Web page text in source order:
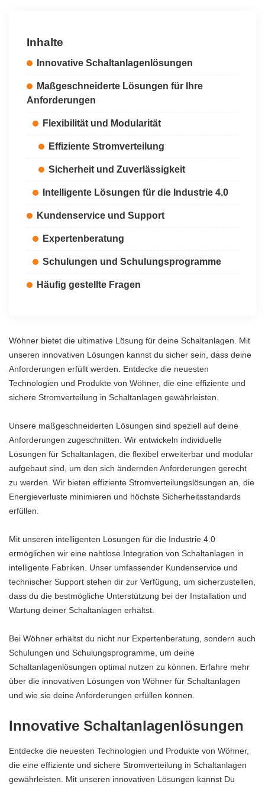
Inhalte
Innovative Schaltanlagenlösungen
Maßgeschneiderte Lösungen für Ihre
Anforderungen
Flexibilität und Modularität
Effiziente Stromverteilung
Sicherheit und Zuverlässigkeit
Intelligente Lösungen für die Industrie 4.0
Kundenservice und Support
Expertenberatung
Schulungen und Schulungsprogramme
Häufig gestellte Fragen
Wöhner bietet die ultimative Lösung für deine Schaltanlagen. Mit
unseren innovativen Lösungen kannst du sicher sein, dass deine
Anforderungen erfüllt werden. Entdecke die neuesten
Technologien und Produkte von Wöhner, die eine effiziente und
sichere Stromverteilung in Schaltanlagen gewährleisten.
Unsere maßgeschneiderten Lösungen sind speziell auf deine
Anforderungen zugeschnitten. Wir entwickeln individuelle
Lösungen für Schaltanlagen, die flexibel erweiterbar und modular
aufgebaut sind, um den sich ändernden Anforderungen gerecht
zu werden. Wir bieten effiziente Stromverteilungslösungen an, die
Energieverluste minimieren und höchste Sicherheitsstandards
erfüllen.
Mit unseren intelligenten Lösungen für die Industrie 4.0
ermöglichen wir eine nahtlose Integration von Schaltanlagen in
intelligente Fabriken. Unser umfassender Kundenservice und
technischer Support stehen dir zur Verfügung, um sicherzustellen,
dass du die bestmögliche Unterstützung bei der Installation und
Wartung deiner Schaltanlagen erhältst.
Bei Wöhner erhältst du nicht nur Expertenberatung, sondern auch
Schulungen und Schulungsprogramme, um deine
Schaltanlagenlösungen optimal nutzen zu können. Erfahre mehr
über die innovativen Lösungen von Wöhner für Schaltanlagen
und wie sie deine Anforderungen erfüllen können.
Innovative Schaltanlagenlösungen
Entdecke die neuesten Technologien und Produkte von Wöhner,
die eine effiziente und sichere Stromverteilung in Schaltanlagen
gewährleisten. Mit unseren innovativen Lösungen kannst Du